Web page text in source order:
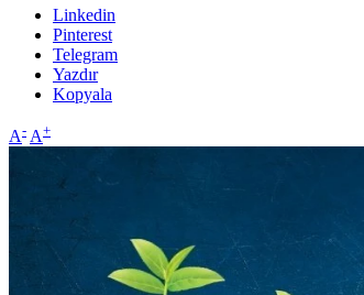
Linkedin
Pinterest
Telegram
Yazdır
Kopyala
A- A+